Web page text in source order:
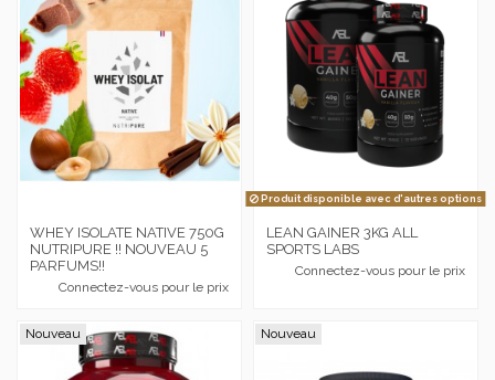
WHEY ISOLATE NATIVE 750G
NUTRIPURE !! NOUVEAU 5
PARFUMS!!
Connectez-vous pour le prix
Produit disponible avec d'autres options
LEAN GAINER 3KG ALL
SPORTS LABS
Connectez-vous pour le prix
Nouveau Nouveau